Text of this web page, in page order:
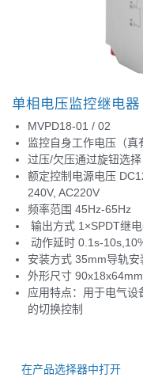
单相电压监控继电器
MVPD18-01 / 02
监控自身工作电压（真
过压/欠压通过旋钮选择
额定控制电源电压
240V, AC220V
频率范围 45Hz-65Hz
输出方式 1×SPDT继
动作延时 0.1s-
安装方式 35mm导轨安
外形尺寸 90x18x64mm
应用特点：用于电气
的切换控制
在产品选择器中打开